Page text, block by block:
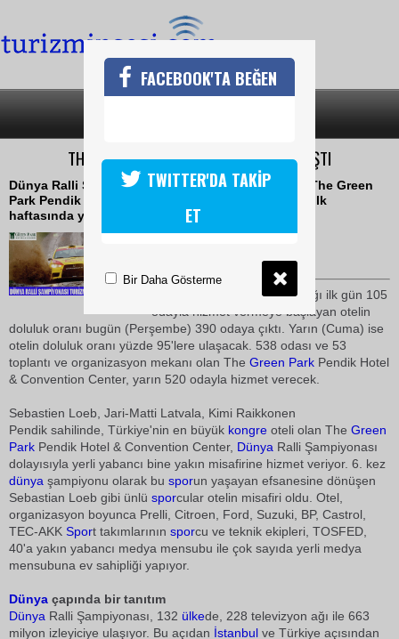
THE GREEN PARK % 95 DOLULUĞA ULAŞTI
Dünya Ralli Şampiyonası (WRC) sponsorlarından The Green
Park Pendik Hotel & Convention Center, açılışının ilk
haftasında yüzde 95 doluluğa ulaştı
Şampiyona dolayısıyla açıldığı ilk gün 105
odayla hizmet vermeye başlayan otelin
doluluk oranı bugün (Perşembe) 390 odaya çıktı. Yarın (Cuma) ise
otelin doluluk oranı yüzde 95'lere ulaşacak. 538 odası ve 53
toplantı ve organizasyon mekanı olan The Green Park Pendik Hotel
& Convention Center, yarın 520 odayla hizmet verecek.
Sebastien Loeb, Jari-Matti Latvala, Kimi Raikkonen
Pendik sahilinde, Türkiye'nin en büyük kongre oteli olan The Green
Park Pendik Hotel & Convention Center, Dünya Ralli Şampiyonası
dolayısıyla yerli yabancı bine yakın misafirine hizmet veriyor. 6. kez
dünya şampiyonu olarak bu sporun yaşayan efsanesine dönüşen
Sebastian Loeb gibi ünlü sporcular otelin misafiri oldu. Otel,
organizasyon boyunca Prelli, Citroen, Ford, Suzuki, BP, Castrol,
TEC-AKK Sport takımlarının sporcu ve teknik ekipleri, TOSFED,
40'a yakın yabancı medya mensubu ile çok sayıda yerli medya
mensubuna ev sahipliği yapıyor.
Dünya çapında bir tanıtım
Dünya Ralli Şampiyonası, 132 ülkede, 228 televizyon ağı ile 663
milyon izleyiciye ulaşıyor. Bu açıdan İstanbul ve Türkiye açısından
FACEBOOK'TA BEĞEN
TWITTER'DA TAKİP
ET
Bir Daha Gösterme